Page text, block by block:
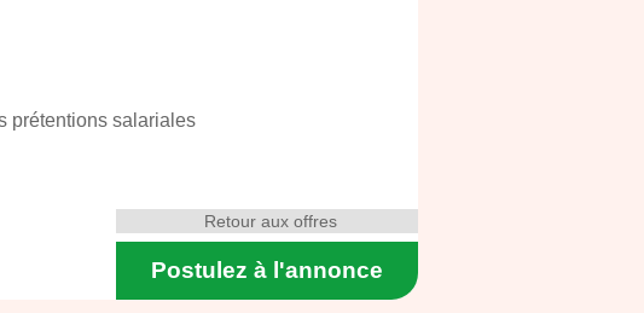
prétentions salariales
Postulez à l'annonce
Retour aux offres